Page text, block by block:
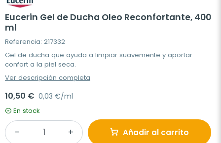
Eucerin Gel de Ducha Oleo Reconfortante, 400
ml
Referencia: 217332
Gel de ducha que ayuda a limpiar suavemente y aportar
confort a la piel seca.
Ver descripción completa
10,50 € 0,03 €/ml
En stock
Añadir al carrito